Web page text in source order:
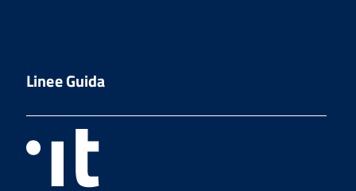
Linee Guida